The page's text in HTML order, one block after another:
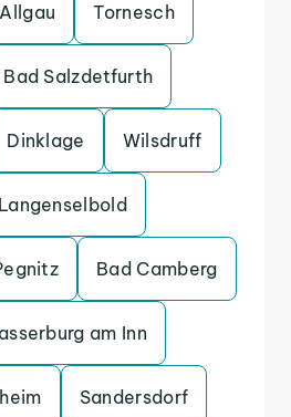
Tornesch
Bad Salzdetfurth
Dinklage Wilsdruff
Langenselbold
Bad Camberg
am Inn
Sandersdorf